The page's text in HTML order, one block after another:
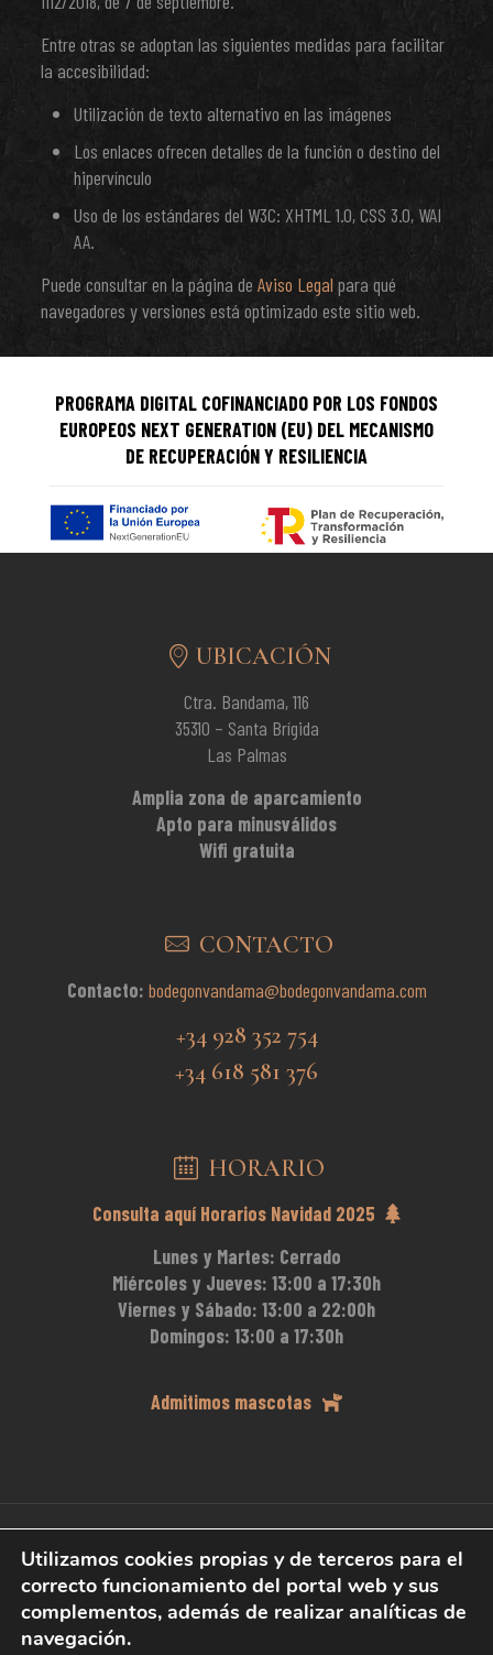
Entre otras se adoptan las siguientes medidas para facilitar
la accesibilidad:
Utilización de texto alternativo en las imágenes
Los enlaces ofrecen detalles de la función o destino del
hipervínculo
Uso de los estándares del W3C: XHTML 1.0, CSS 3.0, WAI
AA.
Puede consultar en la página de Aviso Legal para qué
navegadores y versiones está optimizado este sitio web.
PROGRAMA DIGITAL COFINANCIADO POR LOS FONDOS
EUROPEOS NEXT GENERATION (EU) DEL MECANISMO
DE RECUPERACIÓN Y RESILIENCIA
UBICACIÓN
Ctra. Bandama, 116
35310 – Santa Brígida
Las Palmas
Amplia zona de aparcamiento
Apto para minusválidos
Wifi gratuita
CONTACTO
Contacto: bodegonvandama@bodegonvandama.com
+34 928 352 754
+34 618 581 376
HORARIO
Consulta aquí Horarios Navidad 2025
Lunes y Martes: Cerrado
Miércoles y Jueves: 13:00 a 17:30h
Viernes y Sábado: 13:00 a 22:00h
Domingos: 13:00 a 17:30h
Admitimos mascotas
© 2023 Bodegón Vandama | Aviso Legal
Política de
Cookies
Política de Privacidad
Utilizamos cookies propias y de terceros para el
correcto funcionamiento del portal web y sus
complementos, además de realizar analíticas de
navegación.